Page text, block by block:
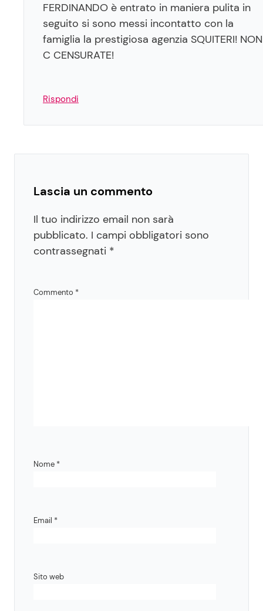
FERDINANDO è entrato in maniera pulita in
seguito si sono messi incontatto con la
famiglia la prestigiosa agenzia SQUITERI! NON
C CENSURATE!
Rispondi
Lascia un commento
Il tuo indirizzo email non sarà
pubblicato. I campi obbligatori sono
contrassegnati *
Commento *
Nome *
Email *
Sito web